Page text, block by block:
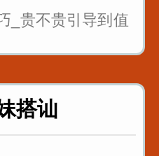
_贵不贵引导到值
客户_一句话就可
客户的心
搭讪